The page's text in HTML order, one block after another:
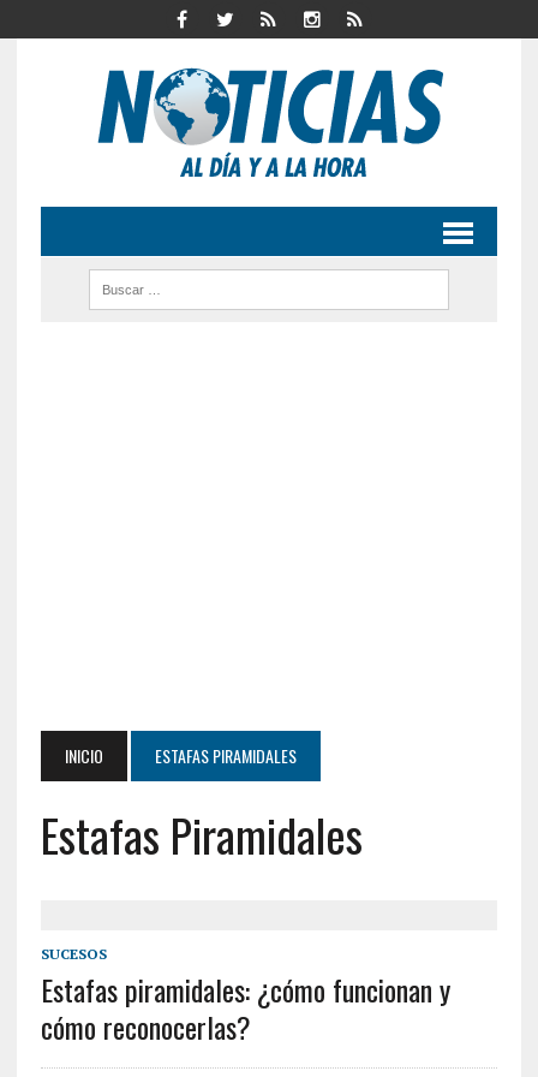
INICIO ESTAFAS PIRAMIDALES
Estafas Piramidales
SUCESOS
Estafas piramidales: ¿cómo funcionan y
cómo reconocerlas?